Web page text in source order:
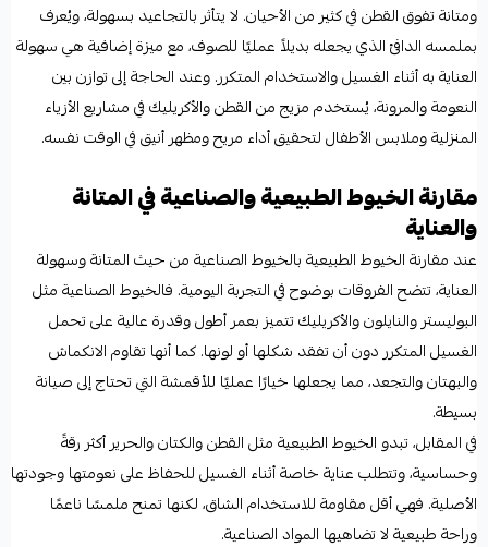
ومتانة تفوق القطن في كثير من الأحيان. لا يتأثر بالتجاعيد بسهولة، ويُعرف
بملمسه الدافئ الذي يجعله بديلاً عمليًا للصوف، مع ميزة إضافية هي سهولة
العناية به أثناء الغسيل والاستخدام المتكرر. وعند الحاجة إلى توازن بين
النعومة والمرونة، يُستخدم مزيج من القطن والأكريليك في مشاريع الأزياء
المنزلية وملابس الأطفال لتحقيق أداء مريح ومظهر أنيق في الوقت نفسه.
مقارنة الخيوط الطبيعية والصناعية في المتانة
والعناية
عند مقارنة الخيوط الطبيعية بالخيوط الصناعية من حيث المتانة وسهولة
العناية، تتضح الفروقات بوضوح في التجربة اليومية. فالخيوط الصناعية مثل
البوليستر والنايلون والأكريليك تتميز بعمر أطول وقدرة عالية على تحمل
الغسيل المتكرر دون أن تفقد شكلها أو لونها. كما أنها تقاوم الانكماش
والبهتان والتجعد، مما يجعلها خيارًا عمليًا للأقمشة التي تحتاج إلى صيانة
بسيطة.
في المقابل، تبدو الخيوط الطبيعية مثل القطن والكتان والحرير أكثر رقةً
وحساسية، وتتطلب عناية خاصة أثناء الغسيل للحفاظ على نعومتها وجودتها
الأصلية. فهي أقل مقاومة للاستخدام الشاق، لكنها تمنح ملمسًا ناعمًا
وراحة طبيعية لا تضاهيها المواد الصناعية.